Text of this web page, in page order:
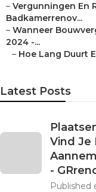
– Vergunningen En
Badkamerrenov...
– Wanneer
2024 -...
– Hoe Lang Duurt
Latest Posts
Vind Je
-
Published